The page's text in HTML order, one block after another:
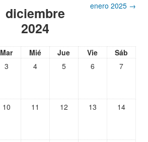
diciembre
2024
enero 2025 →
Mar Mié Jue Vie
Sáb
3 4 5 6 7
10 11 12 13 14